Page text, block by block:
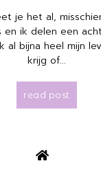
je het al,
en ik delen een
al bijna heel mijn
krijg of...
read post